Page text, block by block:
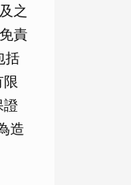
之
責
括
證
造